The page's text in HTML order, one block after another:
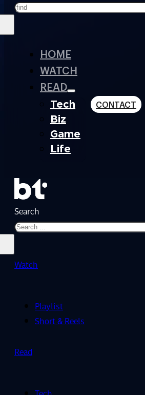
HOME
WATCH
READ
Tech
Biz
Game
Life
CONTACT
Search
Watch
Playlist
Short & Reels
Read